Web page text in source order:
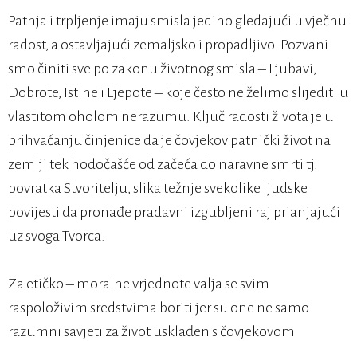
Patnja i trpljenje imaju smisla jedino gledajući u vječnu
radost, a ostavljajući zemaljsko i propadljivo. Pozvani
smo činiti sve po zakonu životnog smisla – Ljubavi,
Dobrote, Istine i Ljepote – koje često ne želimo slijediti u
vlastitom oholom nerazumu. Ključ radosti života je u
prihvaćanju činjenice da je čovjekov patnički život na
zemlji tek hodočašće od začeća do naravne smrti tj.
povratka Stvoritelju, slika težnje svekolike ljudske
povijesti da pronađe pradavni izgubljeni raj prianjajući
uz svoga Tvorca.
Za etičko – moralne vrjednote valja se svim
raspoloživim sredstvima boriti jer su one ne samo
razumni savjeti za život usklađen s čovjekovom